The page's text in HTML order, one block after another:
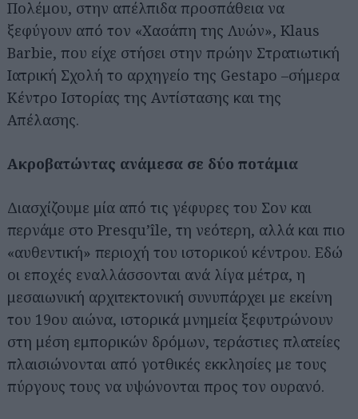
Πολέμου, στην απέλπιδα προσπάθεια να
ξεφύγουν από τον «Χασάπη της Λυών», Klaus
Barbie, που είχε στήσει στην πρώην Στρατιωτική
Ιατρική Σχολή το αρχηγείο της Gestapo –σήμερα
Κέντρο Ιστορίας της Αντίστασης και της
Απέλασης.
Ακροβατώντας ανάμεσα σε δύο ποτάμια
Διασχίζουμε μία από τις γέφυρες του Σον και
περνάμε στο Presqu’île, τη νεότερη, αλλά και πιο
«αυθεντική» περιοχή του ιστορικού κέντρου. Εδώ
οι εποχές εναλλάσσονται ανά λίγα μέτρα, η
μεσαιωνική αρχιτεκτονική συνυπάρχει με εκείνη
του 19ου αιώνα, ιστορικά μνημεία ξεφυτρώνουν
στη μέση εμπορικών δρόμων, τεράστιες πλατείες
πλαισιώνονται από γοτθικές εκκλησίες με τους
πύργους τους να υψώνονται προς τον ουρανό.
Αναζήτηση
για...